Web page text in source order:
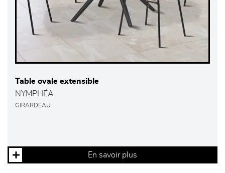
Table ovale extensible
NYMPHÉA
GIRARDEAU
En savoir plus